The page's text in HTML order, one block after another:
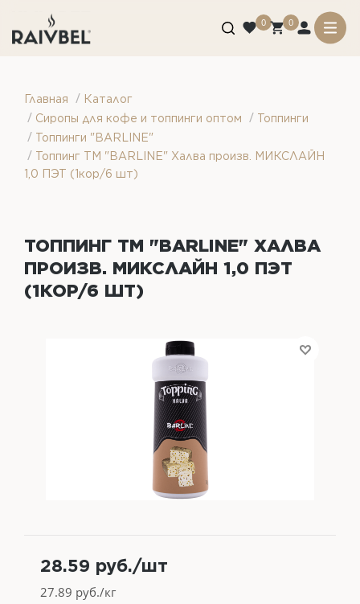
0 0
Главная / Каталог
/ Сиропы для кофе и топпинги оптом / Топпинги
/ Топпинги "BARLINE"
/ Топпинг ТМ "BARLINE" Халва произв. МИКСЛАЙН
1,0 ПЭТ (1кор/6 шт)
ТОППИНГ ТМ "BARLINE" ХАЛВА
ПРОИЗВ. МИКСЛАЙН 1,0 ПЭТ
(1КОР/6 ШТ)
28.59 руб./шт
27.89 руб./кг